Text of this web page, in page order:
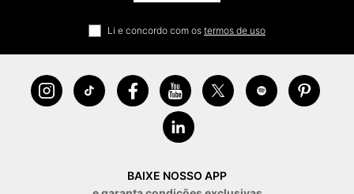
Li e concordo com os termos de uso
BAIXE NOSSO APP